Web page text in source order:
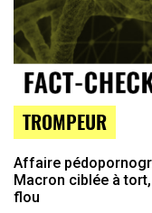
TROMPEUR
Affaire
Macron ciblée à
flou